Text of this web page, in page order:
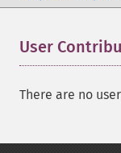
User
There are no